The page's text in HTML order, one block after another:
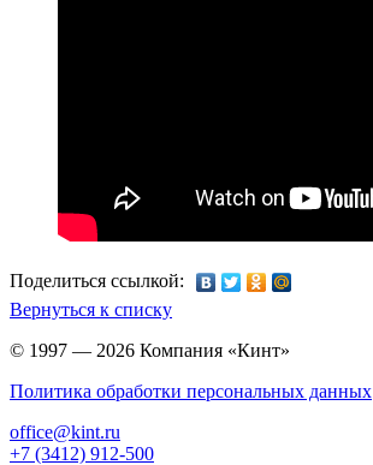
Поделиться ссылкой:
Вернуться к списку
© 1997 — 2026 Компания «Кинт»
Политика обработки персональных данных
office@kint.ru
+7 (3412) 912-500